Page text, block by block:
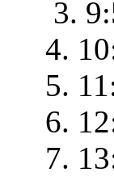
3.
4.
5.
6.
7.